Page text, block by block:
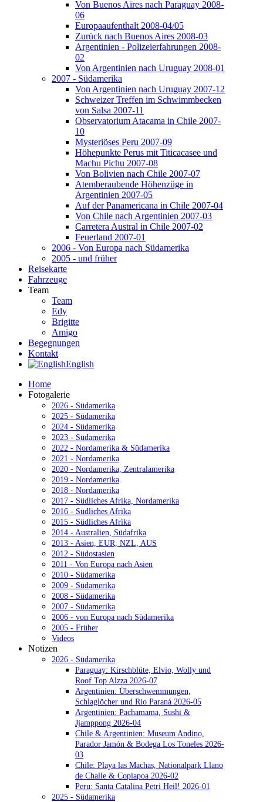
Von Buenos Aires nach Paraguay 2008-
06
Europaaufenthalt 2008-04/05
Zurück nach Buenos Aires 2008-03
Argentinien - Polizeierfahrungen 2008-
02
Von Argentinien nach Uruguay 2008-01
2007 - Südamerika
Von Argentinien nach Uruguay 2007-12
Schweizer Treffen im Schwimmbecken
von Salsa 2007-11
Observatorium Atacama in Chile 2007-
10
Mysteriöses Peru 2007-09
Höhepunkte Perus mit Titicacasee und
Machu Pichu 2007-08
Von Bolivien nach Chile 2007-07
Atemberaubende Höhenzüge in
Argentinien 2007-05
Auf der Panamericana in Chile 2007-04
Von Chile nach Argentinien 2007-03
Carretera Austral in Chile 2007-02
Feuerland 2007-01
2006 - Von Europa nach Südamerika
2005 - und früher
Reisekarte
Fahrzeuge
Team
Team
Edy
Brigitte
Amigo
Begegnungen
Kontakt
English
Home
Fotogalerie
2026 - Südamerika
2025 - Südamerika
2024 - Südamerika
2023 - Südamerika
2022 - Nordamerika & Südamerika
2021 - Nordamerika
2020 - Nordamerika, Zentralamerika
2019 - Nordamerika
2018 - Nordamerika
2017 - Südliches Afrika, Nordamerika
2016 - Südliches Afrika
2015 - Südliches Afrika
2014 - Australien, Südafrika
2013 - Asien, EUR, NZL, AUS
2012 - Südostasien
2011 - Von Europa nach Asien
2010 - Südamerika
2009 - Südamerika
2008 - Südamerika
2007 - Südamerika
2006 - von Europa nach Südamerika
2005 - Früher
Videos
Notizen
2026 - Südamerika
Paraguay: Kirschblüte, Elvio, Wolly und
Roof Top Alzza 2026-07
Argentinien: Überschwemmungen,
Schlaglöcher und Rio Paraná 2026-05
Argentinien: Pachamama, Sushi &
Jjamppong 2026-04
Chile & Argentinien: Museum Andino,
Parador Jamón & Bodega Los Toneles 2026-
03
Chile: Playa las Machas, Nationalpark Llano
de Challe & Copiapoa 2026-02
Peru: Santa Catalina Petri Heil! 2026-01
2025 - Südamerika